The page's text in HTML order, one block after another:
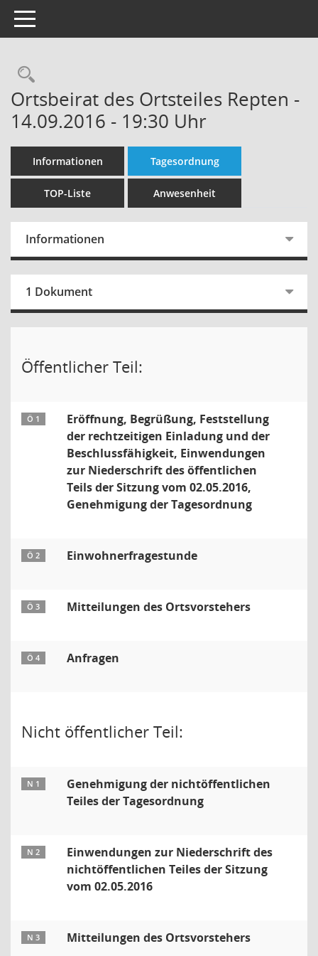
Toggle navigation
Rechercheauswahl
Ortsbeirat des Ortsteiles Repten -
14.09.2016 - 19:30 Uhr
Informationen Tagesordnung
TOP-Liste Anwesenheit
Informationen
1 Dokument
Öffentlicher Teil:
Ö 1
Eröffnung, Begrüßung, Feststellung
der rechtzeitigen Einladung und der
Beschlussfähigkeit, Einwendungen
zur Niederschrift des öffentlichen
Teils der Sitzung vom 02.05.2016,
Genehmigung der Tagesordnung
Ö 2 Einwohnerfragestunde
Ö 3 Mitteilungen des Ortsvorstehers
Ö 4 Anfragen
Nicht öffentlicher Teil:
N 1
Genehmigung der nichtöffentlichen
Teiles der Tagesordnung
N 2
Einwendungen zur Niederschrift des
nichtöffentlichen Teiles der Sitzung
vom 02.05.2016
N 3 Mitteilungen des Ortsvorstehers